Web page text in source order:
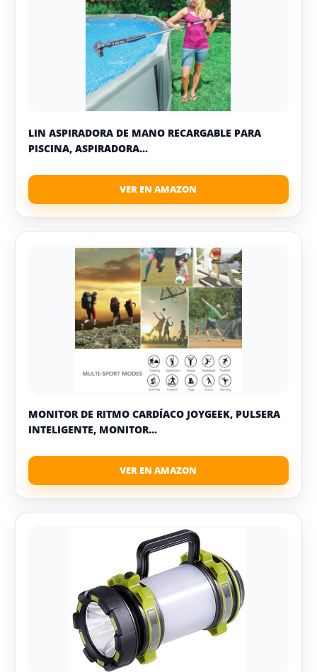
LIN ASPIRADORA DE MANO RECARGABLE PARA
PISCINA, ASPIRADORA...
MONITOR DE RITMO CARDÍACO JOYGEEK, PULSERA
INTELIGENTE, MONITOR...